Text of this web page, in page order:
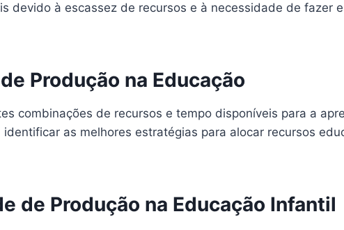
devido à escassez de recursos e à necessidade de fazer
Produção na Educação
combinações de recursos e tempo disponíveis para a
as melhores estratégias para alocar recursos
de Produção na Educação Infantil